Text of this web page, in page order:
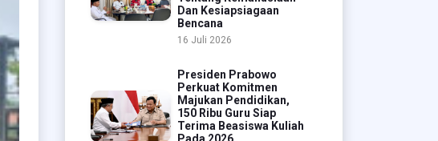
Dan Kesiapsiagaan
Bencana
16 Juli 2026
Presiden Prabowo
Perkuat Komitmen
Majukan Pendidikan,
150 Ribu Guru Siap
Terima Beasiswa Kuliah